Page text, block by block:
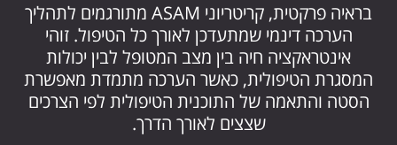
בראיה פרקטית, קריטריוני ASAM מתורגמים לתהליך
הערכה דינמי שמתעדכן לאורך כל הטיפול. זוהי
אינטראקציה חיה בין מצב המטופל לבין יכולות
המסגרת הטיפולית, כאשר הערכה מתמדת מאפשרת
הסטה והתאמה של התוכנית הטיפולית לפי הצרכים
שצצים לאורך הדרך.